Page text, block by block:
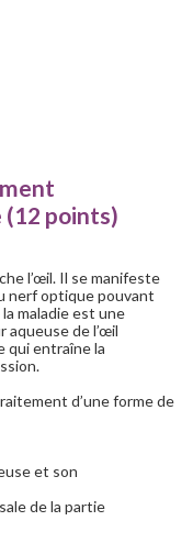
(12 points)
l’œil. Il se manifeste
nerf optique pouvant
la maladie est une
aqueuse de l’œil
qui entraîne la
d’une forme de
et son
de la partie